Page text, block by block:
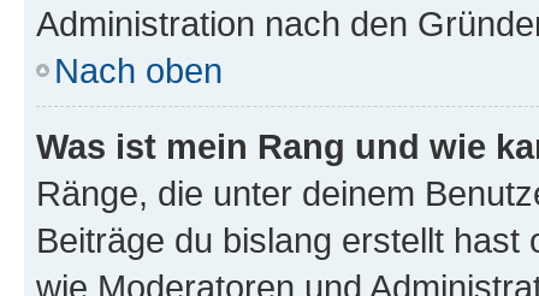
Administration nach den
Nach oben
Was ist mein Rang und wie
Ränge, die unter deinem
Beiträge du bislang erstellt
wie Moderatoren und